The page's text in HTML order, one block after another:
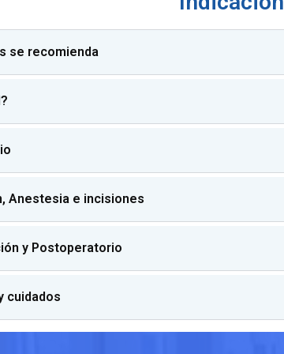
se recomienda
Anestesia e incisiones
y Postoperatorio
cuidados